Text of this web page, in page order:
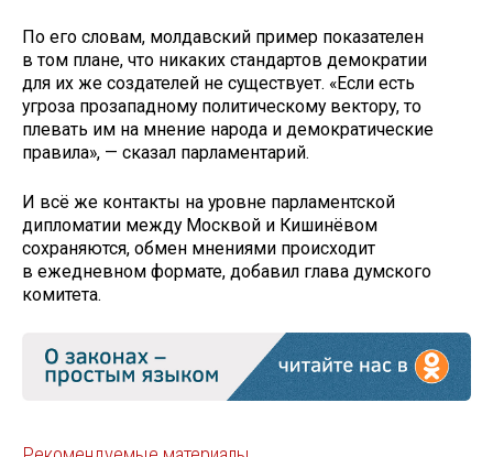
По его словам, молдавский пример показателен
в том плане, что никаких стандартов демократии
для их же создателей не существует. «Если есть
угроза прозападному политическому вектору, то
плевать им на мнение народа и демократические
правила», — сказал парламентарий.
И всё же контакты на уровне парламентской
дипломатии между Москвой и Кишинёвом
сохраняются, обмен мнениями происходит
в ежедневном формате, добавил глава думского
комитета.